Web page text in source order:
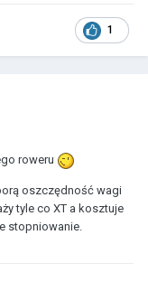
1
roweru
oszczędność wagi
tyle co XT a kosztuje
stopniowanie.